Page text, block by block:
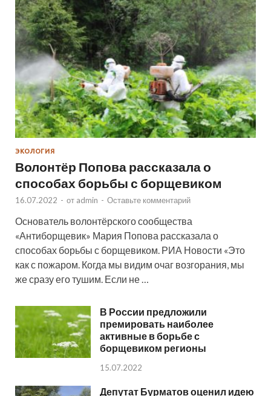
ЭКОЛОГИЯ
Волонтёр Попова рассказала о
способах борьбы с борщевиком
16.07.2022 - от admin - Оставьте комментарий
Основатель волонтёрского сообщества
«Антиборщевик» Мария Попова рассказала о
способах борьбы с борщевиком. РИА Новости «Это
как с пожаром. Когда мы видим очаг возгорания, мы
же сразу его тушим. Если не …
В России предложили
премировать наиболее
активные в борьбе с
борщевиком регионы
15.07.2022
Депутат Бурматов оценил идею